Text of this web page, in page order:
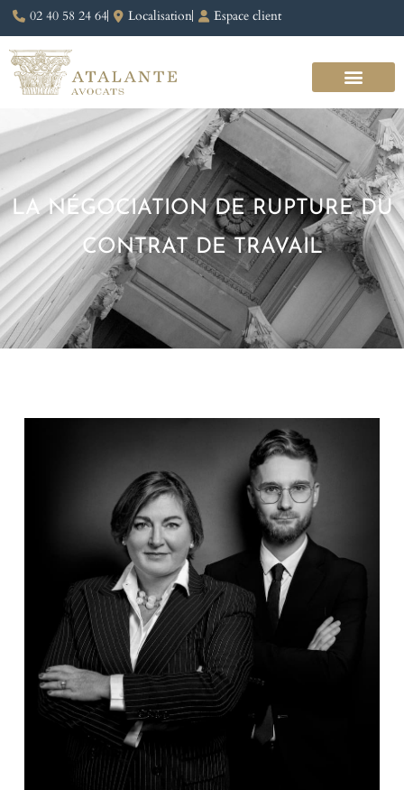
02 40 58 24 64 Localisation Espace client
LA NÉGOCIATION DE RUPTURE DU
CONTRAT DE TRAVAIL